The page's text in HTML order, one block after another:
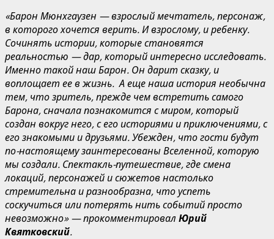
«Барон Мюнхгаузен — взрослый мечтатель, персонаж,
в которого хочется верить. И взрослому, и ребенку.
Сочинять истории, которые становятся
реальностью — дар, который интересно исследовать.
Именно такой наш Барон. Он дарит сказку, и
воплощает ее в жизнь. А еще наша история необычна
тем, что зритель, прежде чем встретить самого
Барона, сначала познакомится с миром, который
создан вокруг него, с его историями и приключениями, с
его знакомыми и друзьями. Убежден, что гостибудут
по-настоящему заинтересованы Вселенной, которую
мы создали. Спектакль-путешествие, где смена
локаций, персонажей и сюжетов настолько
стремительна и разнообразна, что успеть
соскучиться или потерять нить событий просто
невозможно» — прокомментировал Юрий
Квятковский.